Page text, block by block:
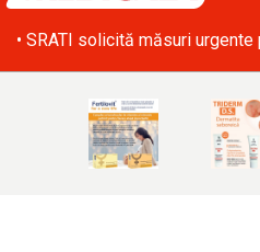
• SRATI solicită măsuri